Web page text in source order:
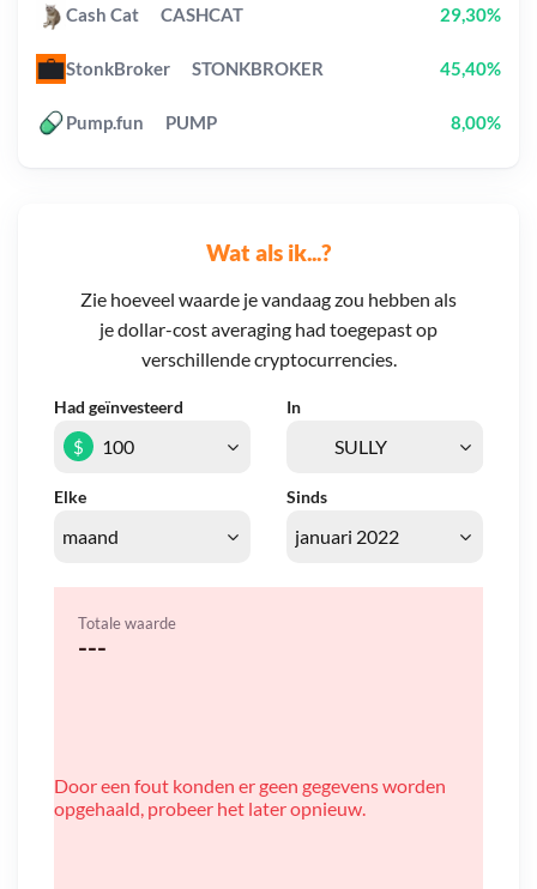
Wat als ik...?
Zie hoeveel waarde je vandaag zou hebben als
je dollar-cost averaging had toegepast op
verschillende cryptocurrencies.
Had geïnvesteerd In
Elke Sinds
$
Totale waarde
---
Door een fout konden er geen gegevens worden
opgehaald, probeer het later opnieuw.
Cash Cat CASHCAT 29,30%
StonkBroker STONKBROKER 45,40%
Pump.fun PUMP 8,00%